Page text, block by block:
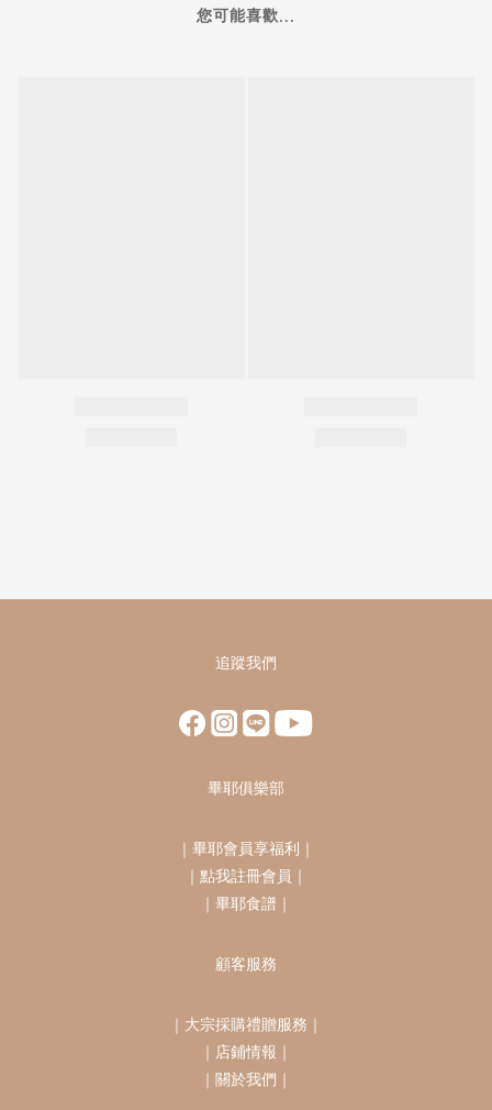
您可能喜歡...
追蹤我們
畢耶俱樂部
｜ 畢耶會員享福利 ｜
｜ 點我註冊會員 ｜
｜ 畢耶食譜 ｜
顧客服務
｜ 大宗採購禮贈服務 ｜
｜ 店鋪情報 ｜
｜ 關於我們 ｜